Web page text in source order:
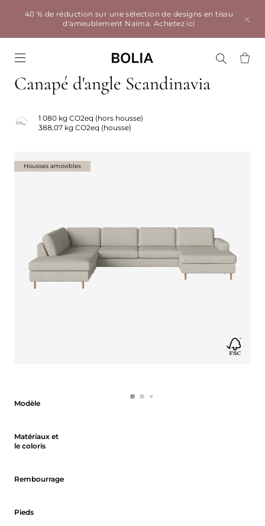
40 % de réduction sur une sélection de designs en tissu
d'ameublement Naima.Achetez ici
Canapé d'angle Scandinavia
1 080 kg CO2eq (hors housse)
388,07 kg CO2eq (housse)
Modèle
Matériaux et
le coloris
Rembourrage
Pieds
Housses amovibles